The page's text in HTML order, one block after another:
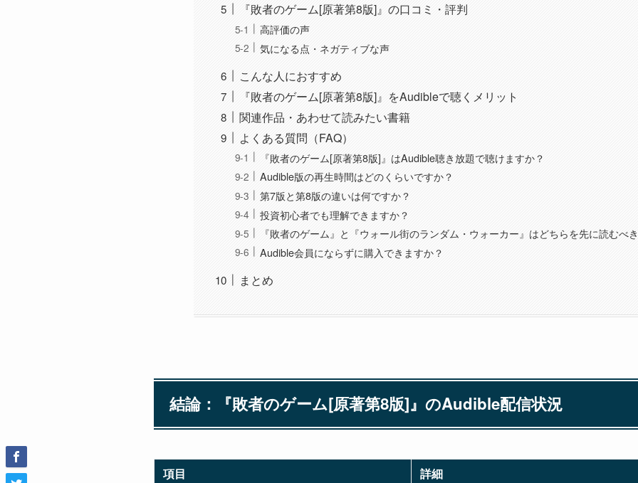
『敗者のゲーム[原著第8版]』の口コミ・評判
高評価の声
気になる点・ネガティブな声
こんな人におすすめ
『敗者のゲーム[原著第8版]』をAudibleで聴くメリット
関連作品・あわせて読みたい書籍
よくある質問（FAQ）
『敗者のゲーム[原著第8版]』はAudible聴き放題で聴けますか？
Audible版の再生時間はどのくらいですか？
第7版と第8版の違いは何ですか？
投資初心者でも理解できますか？
『敗者のゲーム』と『ウォール街のランダム・ウォーカー』はどちらを先に読むべ
Audible会員にならずに購入できますか？
まとめ
結論：『敗者のゲーム[原著第8版]』のAudible配信状況
項目
詳細